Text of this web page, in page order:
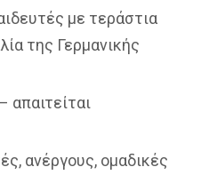
με τεράστια
της Γερμανικής
απαιτείται
ανέργους, ομαδικές